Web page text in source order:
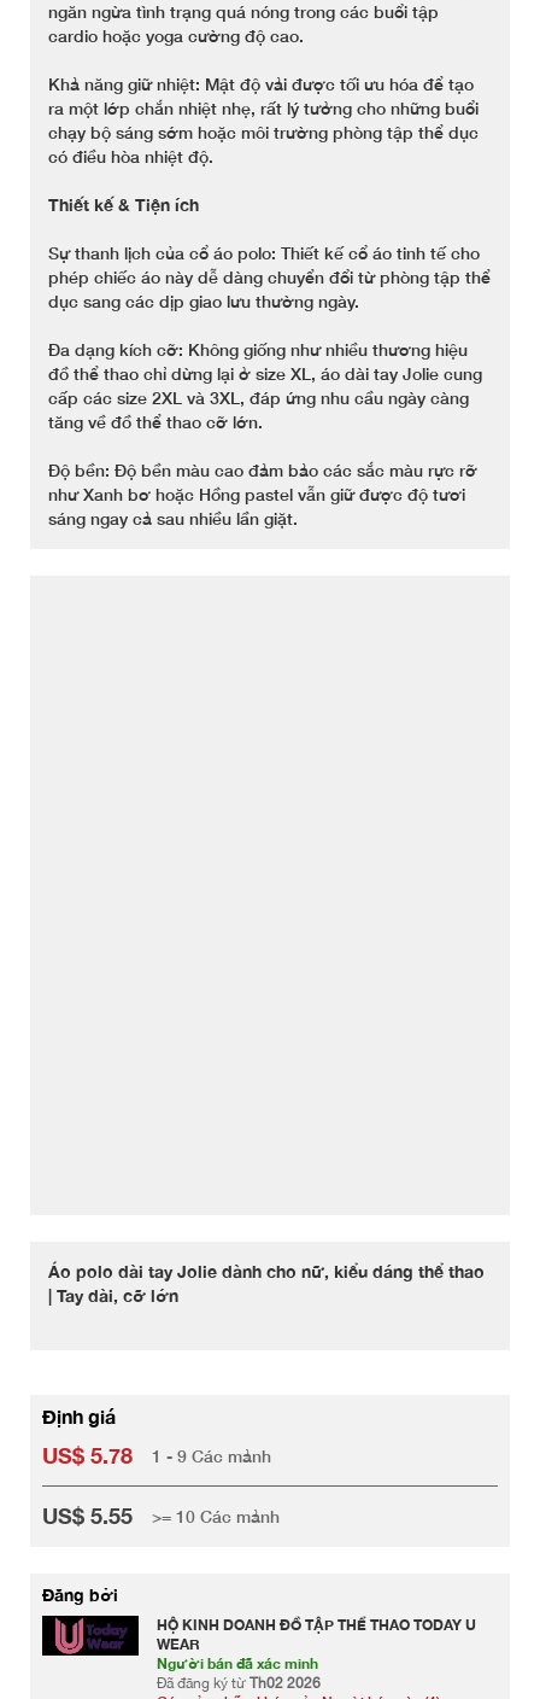
ngăn ngừa tình trạng quá nóng trong các buổi tập
cardio hoặc yoga cường độ cao.
Khả năng giữ nhiệt: Mật độ vải được tối ưu hóa để tạo
ra một lớp chắn nhiệt nhẹ, rất lý tưởng cho những buổi
chạy bộ sáng sớm hoặc môi trường phòng tập thể dục
có điều hòa nhiệt độ.
Thiết kế & Tiện ích
Sự thanh lịch của cổ áo polo: Thiết kế cổ áo tinh tế cho
phép chiếc áo này dễ dàng chuyển đổi từ phòng tập thể
dục sang các dịp giao lưu thường ngày.
Đa dạng kích cỡ: Không giống như nhiều thương hiệu
đồ thể thao chỉ dừng lại ở size XL, áo dài tay Jolie cung
cấp các size 2XL và 3XL, đáp ứng nhu cầu ngày càng
tăng về đồ thể thao cỡ lớn.
Độ bền: Độ bền màu cao đảm bảo các sắc màu rực rỡ
như Xanh bơ hoặc Hồng pastel vẫn giữ được độ tươi
sáng ngay cả sau nhiều lần giặt.
Áo polo dài tay Jolie dành cho nữ, kiểu dáng thể thao
| Tay dài, cỡ lớn
Định giá
US$ 5.78 1 - 9 Các mảnh
US$ 5.55 >= 10 Các mảnh
Đăng bởi
HỘ KINH DOANH ĐỒ TẬP THỂ THAO TODAY U
WEAR
Người bán đã xác minh
Đã đăng ký từ Th02 2026